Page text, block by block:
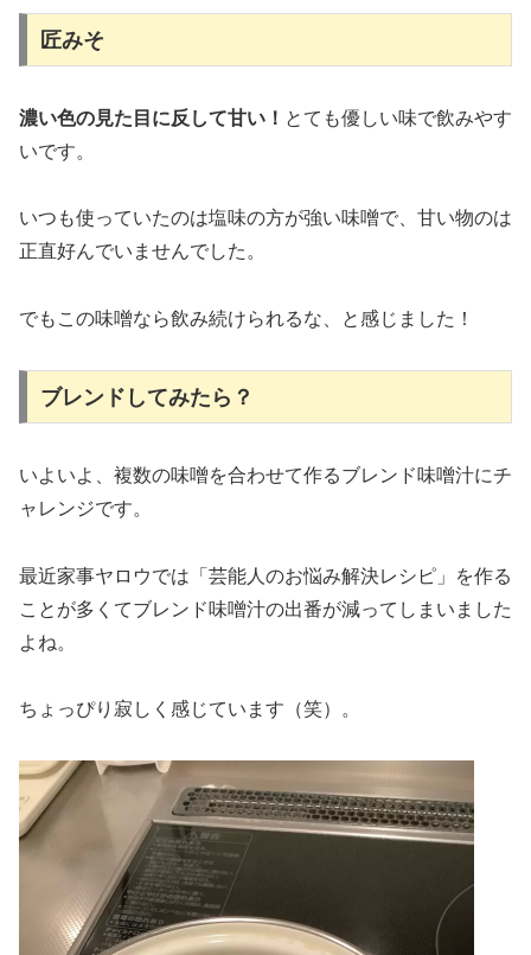
匠みそ
濃い色の見た目に反して甘い！ とても優しい味で飲みやす
いです。
いつも使っていたのは塩味の方が強い味噌で、甘い物のは
正直好んでいませんでした。
でもこの味噌なら飲み続けられるな、と感じました！
ブレンドしてみたら？
いよいよ、複数の味噌を合わせて作るブレンド味噌汁にチ
ャレンジです。
最近家事ヤロウでは「芸能人のお悩み解決レシピ」を作る
ことが多くてブレンド味噌汁の出番が減ってしまいました
よね。
ちょっぴり寂しく感じています（笑）。